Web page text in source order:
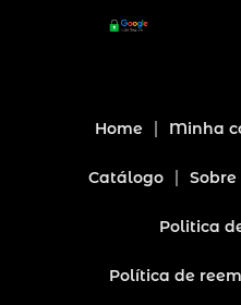
Home Minha
Catálogo Sobre
Politica
Política de